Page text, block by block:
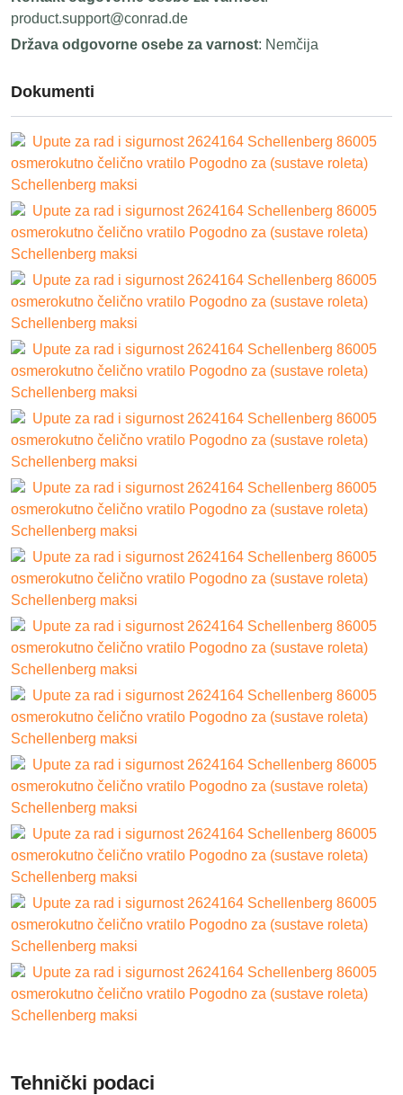
product.support@conrad.de
Država odgovorne osebe za varnost: Nemčija
Dokumenti
Upute za rad i sigurnost 2624164 Schellenberg 86005
osmerokutno čelično vratilo Pogodno za (sustave roleta)
Schellenberg maksi
Upute za rad i sigurnost 2624164 Schellenberg 86005
osmerokutno čelično vratilo Pogodno za (sustave roleta)
Schellenberg maksi
Upute za rad i sigurnost 2624164 Schellenberg 86005
osmerokutno čelično vratilo Pogodno za (sustave roleta)
Schellenberg maksi
Upute za rad i sigurnost 2624164 Schellenberg 86005
osmerokutno čelično vratilo Pogodno za (sustave roleta)
Schellenberg maksi
Upute za rad i sigurnost 2624164 Schellenberg 86005
osmerokutno čelično vratilo Pogodno za (sustave roleta)
Schellenberg maksi
Upute za rad i sigurnost 2624164 Schellenberg 86005
osmerokutno čelično vratilo Pogodno za (sustave roleta)
Schellenberg maksi
Upute za rad i sigurnost 2624164 Schellenberg 86005
osmerokutno čelično vratilo Pogodno za (sustave roleta)
Schellenberg maksi
Upute za rad i sigurnost 2624164 Schellenberg 86005
osmerokutno čelično vratilo Pogodno za (sustave roleta)
Schellenberg maksi
Upute za rad i sigurnost 2624164 Schellenberg 86005
osmerokutno čelično vratilo Pogodno za (sustave roleta)
Schellenberg maksi
Upute za rad i sigurnost 2624164 Schellenberg 86005
osmerokutno čelično vratilo Pogodno za (sustave roleta)
Schellenberg maksi
Upute za rad i sigurnost 2624164 Schellenberg 86005
osmerokutno čelično vratilo Pogodno za (sustave roleta)
Schellenberg maksi
Upute za rad i sigurnost 2624164 Schellenberg 86005
osmerokutno čelično vratilo Pogodno za (sustave roleta)
Schellenberg maksi
Upute za rad i sigurnost 2624164 Schellenberg 86005
osmerokutno čelično vratilo Pogodno za (sustave roleta)
Schellenberg maksi
Tehnički podaci